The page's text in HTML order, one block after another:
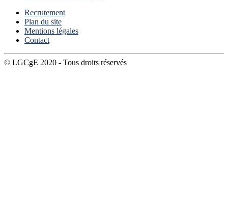
Recrutement
Plan du site
Mentions légales
Contact
© LGCgE 2020 - Tous droits réservés